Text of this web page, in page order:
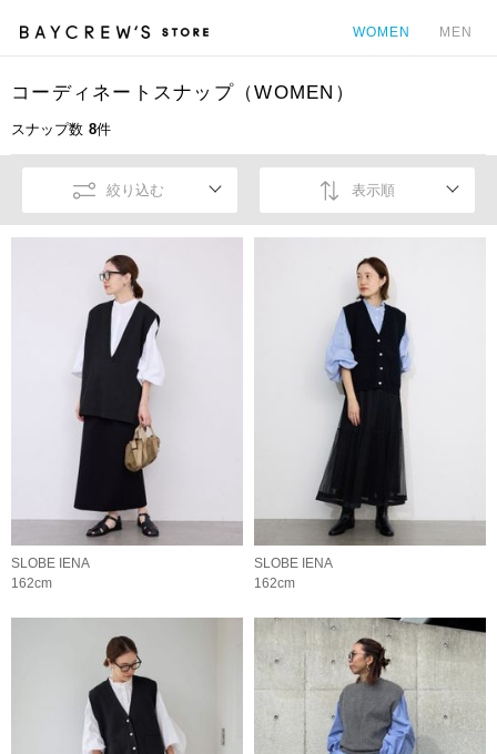
WOMEN MEN
コーディネートスナップ（WOMEN）
スナップ数 8件
絞り込む 表示順
SLOBE IENA
162cm
SLOBE IENA
162cm